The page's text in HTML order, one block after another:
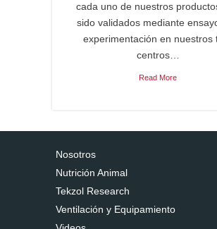
cada uno de nuestros
sido validados mediante
experimentación en nuestros
centros…
Read More
Nosotros
Nutrición Animal
Tekzol Research
Ventilación y Equipamiento